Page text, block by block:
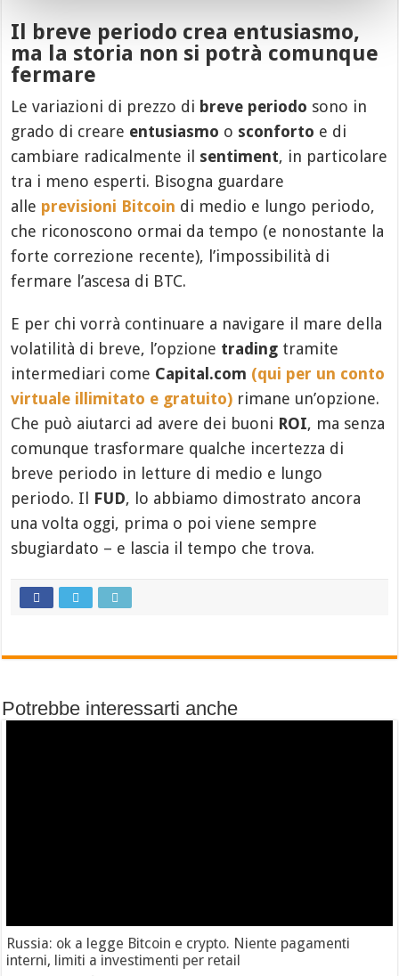
Il breve periodo crea entusiasmo,
ma la storia non si potrà comunque
fermare
Le variazioni di prezzo di breve periodo sono in
grado di creare entusiasmo o sconforto e di
cambiare radicalmente il sentiment, in particolare
tra i meno esperti. Bisogna guardare
alle previsioni Bitcoin di medio e lungo periodo,
che riconoscono ormai da tempo (e nonostante la
forte correzione recente), l’impossibilità di
fermare l’ascesa di BTC.
E per chi vorrà continuare a navigare il mare della
volatilità di breve, l’opzione trading tramite
intermediari come Capital.com (qui per un conto
virtuale illimitato e gratuito) rimane un’opzione.
Che può aiutarci ad avere dei buoni ROI, ma senza
comunque trasformare qualche incertezza di
breve periodo in letture di medio e lungo
periodo. Il FUD, lo abbiamo dimostrato ancora
una volta oggi, prima o poi viene sempre
sbugiardato – e lascia il tempo che trova.
Potrebbe interessarti anche
Russia: ok a legge Bitcoin e crypto. Niente pagamenti
interni, limiti a investimenti per retail